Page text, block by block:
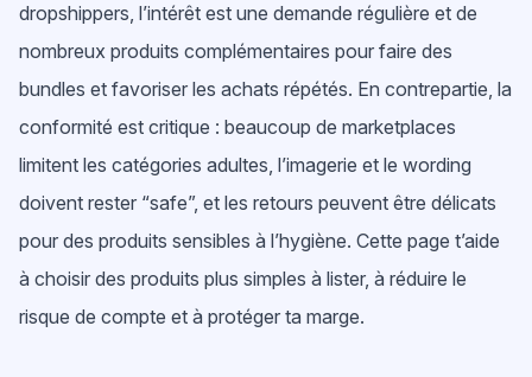
dropshippers, l’intérêt est une demande régulière et de
nombreux produits complémentaires pour faire des
bundles et favoriser les achats répétés. En contrepartie, la
conformité est critique : beaucoup de marketplaces
limitent les catégories adultes, l’imagerie et le wording
doivent rester “safe”, et les retours peuvent être délicats
pour des produits sensibles à l’hygiène. Cette page t’aide
à choisir des produits plus simples à lister, à réduire le
risque de compte et à protéger ta marge.